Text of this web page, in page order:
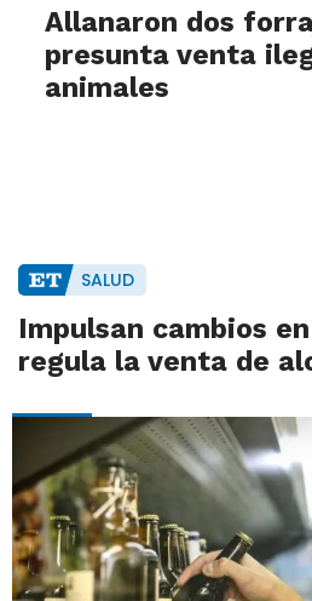
Allanaron dos
presunta venta
animales
SALUD
Impulsan cambios
regula la venta de